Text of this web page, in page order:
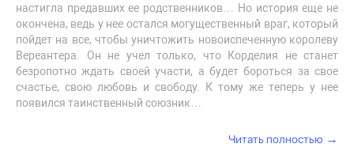
настигла предавших ее родственников… Но история еще не
окончена, ведь у нее остался могущественный враг, который
пойдет на все, чтобы уничтожить новоиспеченную королеву
Вереантера. Он не учел только, что Корделия не станет
безропотно ждать своей участи, а будет бороться за свое
счастье, свою любовь и свободу. К тому же теперь у нее
появился таинственный союзник…
Читать полностью →